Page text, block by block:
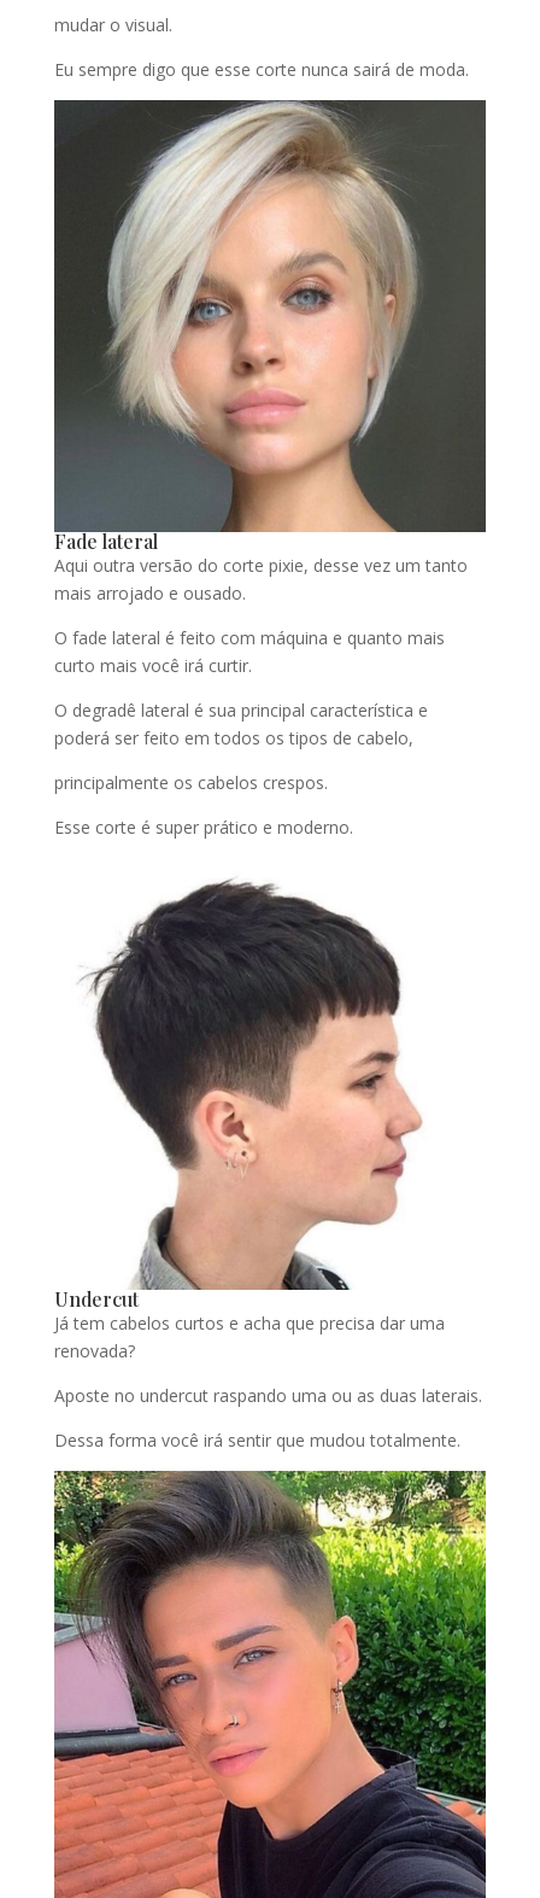
mudar o visual.
Eu sempre digo que esse corte nunca sairá de moda.
Fade lateral
Aqui outra versão do corte pixie, desse vez um tanto
mais arrojado e ousado.
O fade lateral é feito com máquina e quanto mais
curto mais você irá curtir.
O degradê lateral é sua principal característica e
poderá ser feito em todos os tipos de cabelo,
principalmente os cabelos crespos.
Esse corte é super prático e moderno.
Undercut
Já tem cabelos curtos e acha que precisa dar uma
renovada?
Aposte no undercut raspando uma ou as duas laterais.
Dessa forma você irá sentir que mudou totalmente.